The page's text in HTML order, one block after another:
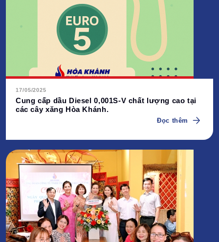
17/05/2025
Cung cấp dầu Diesel 0,001S-V chất lượng cao tại
các cây xăng Hòa Khánh.
Đọc thêm